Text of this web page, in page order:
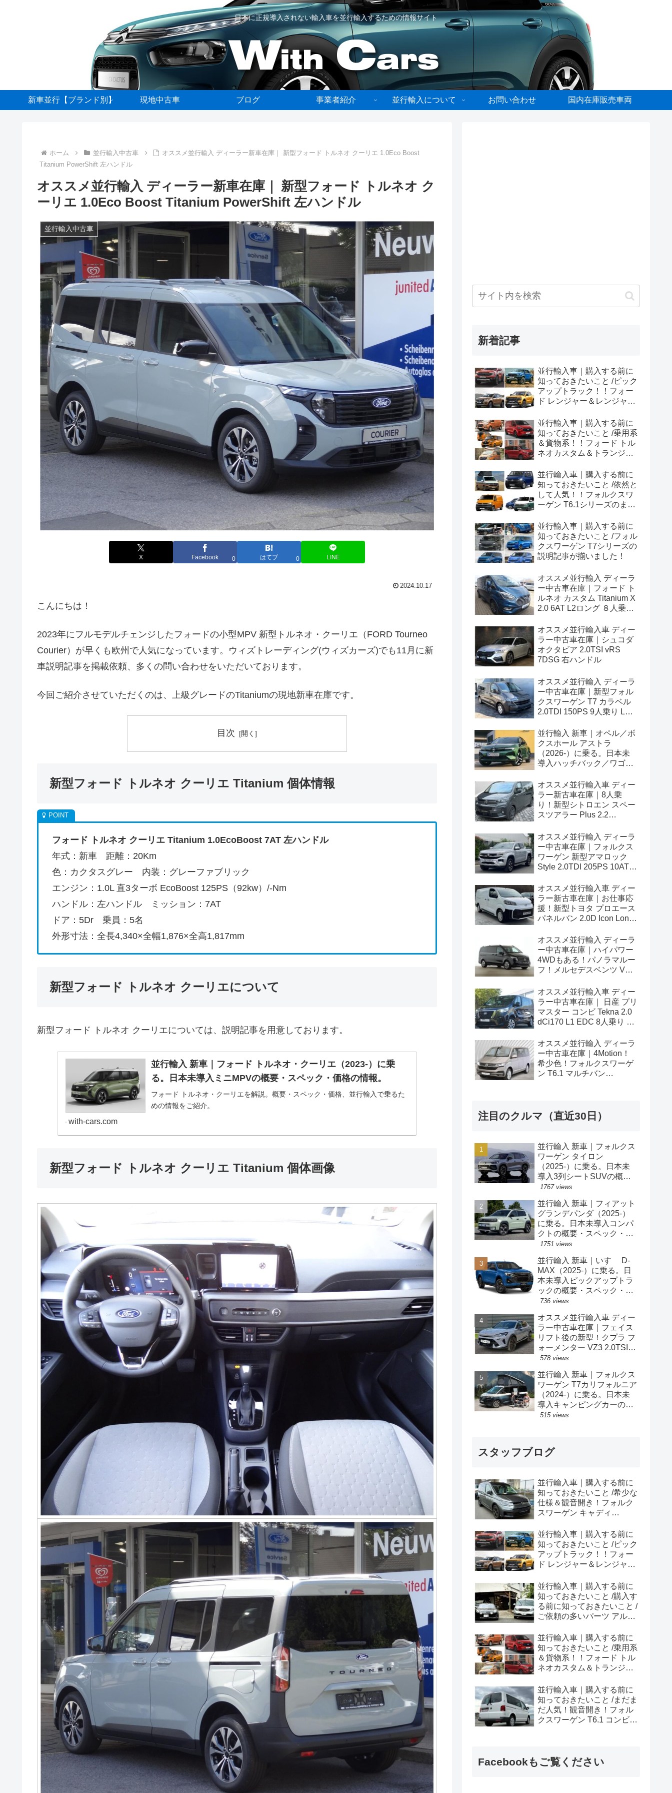
日本に正規導入されない輸入車を並行輸入するための情報サイト
新車並行【ブランド別】 現地中古車 ブログ 事業者紹介 並行輸入について お問い合わせ 国内在庫販売車両
ホーム 並行輸入中古車
オススメ並行輸入 ディーラー新車在庫｜ 新型フォード トルネオ クーリエ 1.0Eco Boost
Titanium PowerShift 左ハンドル
オススメ並行輸入 ディーラー新車在庫｜ 新型フォード トルネオ ク
ーリエ 1.0Eco Boost Titanium PowerShift 左ハンドル
並行輸入中古車
X Facebook 0 はてブ 0 LINE
2024.10.17
こんにちは！
2023年にフルモデルチェンジしたフォードの小型MPV 新型トルネオ・クーリエ（FORD Tourneo
Courier）が早くも欧州で人気になっています。ウィズトレーディング(ウィズカーズ)でも11月に新
車説明記事を掲載依頼、多くの問い合わせをいただいております。
今回ご紹介させていただくのは、上級グレードのTitaniumの現地新車在庫です。
目次
新型フォード トルネオ クーリエ Titanium 個体情報
フォード トルネオ クーリエ Titanium 1.0EcoBoost 7AT 左ハンドル
年式：新車 距離：20Km
色：カクタスグレー 内装：グレーファブリック
エンジン：1.0L 直3ターボ EcoBoost 125PS（92kw）/-Nm
ハンドル：左ハンドル ミッション：7AT
ドア：5Dr 乗員：5名
外形寸法：全長4,340×全幅1,876×全高1,817mm
新型フォード トルネオ クーリエについて
新型フォード トルネオ クーリエについては、説明記事を用意しております。
並行輸入 新車｜フォード トルネオ・クーリエ（2023-）に乗
る。日本未導入ミニMPVの概要・スペック・価格の情報。
フォード トルネオ・クーリエを解説。概要・スペック・価格、並行輸入で乗るた
めの情報をご紹介。
with-cars.com
新型フォード トルネオ クーリエ Titanium 個体画像
新着記事
並行輸入車｜購入する前に
知っておきたいこと /ピック
アップトラック！！フォー
ド レンジャー＆レンジャー
め！
並行輸入車｜購入する前に
知っておきたいこと /乗用系
＆貨物系！！フォード トル
ネオカスタム＆トランジッ
め！
並行輸入車｜購入する前に
知っておきたいこと /依然と
して人気！！フォルクスワ
ーゲン T6.1シリーズのまと
並行輸入車｜購入する前に
知っておきたいこと /フォル
クスワーゲン T7シリーズの
説明記事が揃いました！
オススメ並行輸入 ディーラ
ー中古車在庫｜フォード ト
ルネオ カスタム Titanium X
2.0 6AT L2ロング ８人乗り
オススメ並行輸入車 ディー
ラー中古車在庫｜シュコダ
オクタビア 2.0TSI vRS
7DSG 右ハンドル
オススメ並行輸入 ディーラ
ー中古車在庫｜新型フォル
クスワーゲン T7 カラベル
2.0TDI 150PS 9人乗り LWB
並行輸入 新車｜オペル／ボ
クスホール アストラ
（2026-）に乗る。日本未
導入ハッチバック／ワゴン
情報。
オススメ並行輸入車 ディー
ラー新古車在庫｜8人乗
り！新型シトロエン スペー
スツアラー Plus 2.2
ドル
オススメ並行輸入 ディーラ
ー中古車在庫｜フォルクス
ワーゲン 新型アマロック
Style 2.0TDI 205PS 10AT
オススメ並行輸入車 ディー
ラー新古車在庫｜お仕事応
援！新型トヨタ プロエース
パネルバン 2.0D Icon Long
オススメ並行輸入 ディーラ
ー中古車在庫｜ハイパワー
4WDもある！パノラマルー
フ！メルセデスベンツ Vク
ロング 4Matic 9G-Tronic 左
ハンドル
オススメ並行輸入車 ディー
ラー中古車在庫｜ 日産 プリ
マスター コンビ Tekna 2.0
dCi170 L1 EDC 8人乗り 左
オススメ並行輸入 ディーラ
ー中古車在庫｜4Motion！
希少色！フォルクスワーゲ
ン T6.1 マルチバン
注目のクルマ（直近30日）
並行輸入 新車｜フォルクス
ワーゲン タイロン
（2025-）に乗る。日本未
導入3列シートSUVの概
要・スペック・価格の情
1767 views
並行輸入 新車｜フィアット
グランデパンダ（2025-）
に乗る。日本未導入コンパ
クトの概要・スペック・価
格の情報。
1751 views
並行輸入 新車｜いすゞ D-
MAX（2025-）に乗る。日
本未導入ピックアップトラ
ックの概要・スペック・価
格の情報。
736 views
オススメ並行輸入車 ディー
ラー中古車在庫｜フェイス
リフト後の新型！クプラ フ
ォーメンター VZ3 2.0TSI
333PS 4Drive 7DSG 右ハン
578 views
並行輸入 新車｜フォルクス
ワーゲン T7カリフォルニア
（2024-）に乗る。日本未
導入キャンピングカーの概
要・スペック・価格の情
515 views
スタッフブログ
並行輸入車｜購入する前に
知っておきたいこと /希少な
仕様＆観音開き！フォルク
スワーゲン キャディ
並行輸入車｜購入する前に
知っておきたいこと /ピック
アップトラック！！フォー
ド レンジャー＆レンジャー
め！
並行輸入車｜購入する前に
知っておきたいこと /購入す
る前に知っておきたいこと /
ご依頼の多いパーツ アルピ
やカスタム・チューニング
パーツも何とかなる！②
並行輸入車｜購入する前に
知っておきたいこと /乗用系
＆貨物系！！フォード トル
ネオカスタム＆トランジッ
め！
並行輸入車｜購入する前に
知っておきたいこと /まだま
だ人気！観音開き！フォル
クスワーゲン T6.1 コンビ横
Facebookもご覧ください